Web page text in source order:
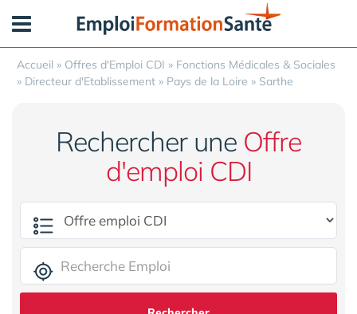
Accueil » Offres d'Emploi CDI » Fonctions Médicales & Sociales
» Directeur d'Etablissement » Pays de la Loire » Sarthe
Rechercher une Offre
d'emploi CDI